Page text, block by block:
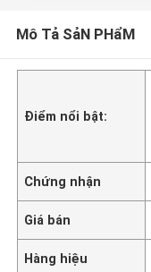
Mô Tả SảN PHẩM
Điểm nổi bật:
Chứng nhận
Giá bán
Hàng hiệu